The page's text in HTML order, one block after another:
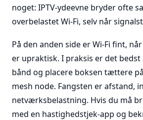
noget: IPTV-ydeevne bryder ofte
overbelastet Wi-Fi, selv når
På den anden side er Wi-Fi fint,
er upraktisk. I praksis er det bedst
bånd og placere boksen tættere
mesh node. Fangsten er afstand,
netværksbelastning. Hvis du må
med en hastighedstjek-app og